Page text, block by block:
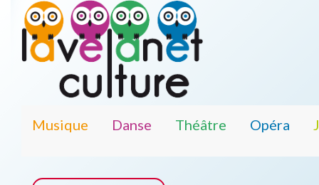
Musique Danse Théâtre Opéra